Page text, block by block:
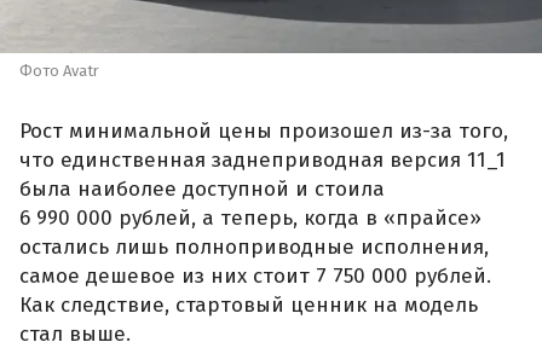
Фото Avatr
Рост минимальной цены произошел из-за того,
что единственная заднеприводная версия 11_1
была наиболее доступной и стоила
6 990 000 рублей, а теперь, когда в «прайсе»
остались лишь полноприводные исполнения,
самое дешевое из них стоит 7 750 000 рублей.
Как следствие, стартовый ценник на модель
стал выше.